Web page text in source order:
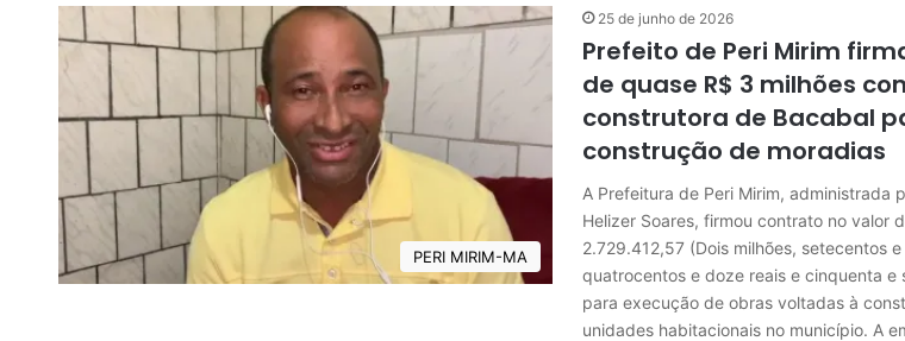
PERI MIRIM-MA
25 de junho de 2026
Prefeito de Peri Mirim
de quase R$ 3 milhões
construtora de Bacabal
construção de moradias
A Prefeitura de Peri Mirim, administrada
Helizer Soares, firmou contrato no valor
2.729.412,57 (Dois milhões, setecentos
quatrocentos e doze reais e cinquenta e
para execução de obras voltadas à
unidades habitacionais no município. A